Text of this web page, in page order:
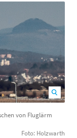
Holzwarth 700
von Fluglärm
Foto: Holzwarth